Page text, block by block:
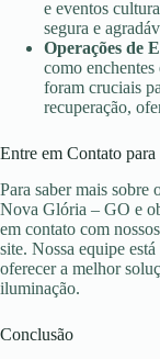
e eventos
segura e
Operações de
como enchentes
foram cruciais
recuperação,
Entre em Contato
Para saber mais sobre
Nova Glória – GO e
em contato com
site. Nossa equipe
oferecer a melhor
iluminação.
Conclusão